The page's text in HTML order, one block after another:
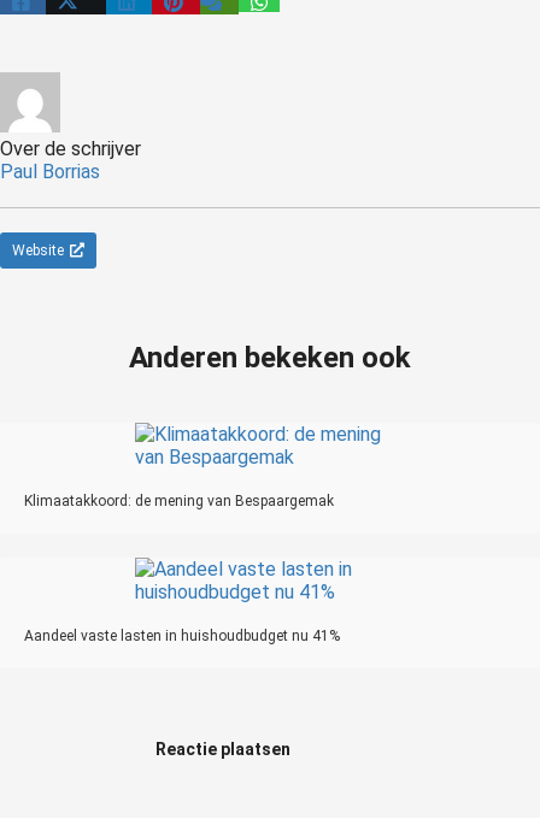
Over de schrijver
Paul Borrias
Website
Anderen bekeken ook
Klimaatakkoord: de mening van Bespaargemak
Aandeel vaste lasten in huishoudbudget nu 41%
Reactie plaatsen